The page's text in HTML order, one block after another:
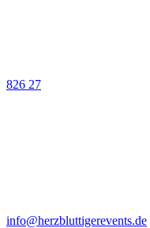
826 27
info@herzbluttigerevents.de